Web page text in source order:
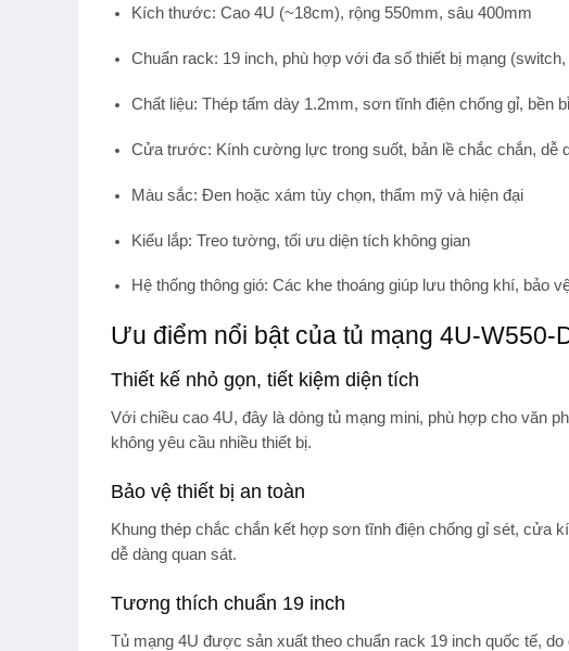
Kích thước: Cao 4U (~18cm), rộng 550mm, sâu 400mm
Chuẩn rack: 19 inch, phù hợp với đa số thiết bị mạng
Chất liệu: Thép tấm dày 1.2mm, sơn tĩnh điện chống gỉ, bền
Cửa trước: Kính cường lực trong suốt, bản lề chắc chắn, dễ
Màu sắc: Đen hoặc xám tùy chọn, thẩm mỹ và hiện đại
Kiểu lắp: Treo tường, tối ưu diện tích không gian
Hệ thống thông gió: Các khe thoáng giúp lưu thông khí, bảo
Ưu điểm nổi bật của tủ mạng 4U-W550-
Thiết kế nhỏ gọn, tiết kiệm diện tích
Với chiều cao 4U, đây là dòng tủ mạng mini, phù hợp cho văn
không yêu cầu nhiều thiết bị.
Bảo vệ thiết bị an toàn
Khung thép chắc chắn kết hợp sơn tĩnh điện chống gỉ sét, cửa
dễ dàng quan sát.
Tương thích chuẩn 19 inch
Tủ mạng 4U được sản xuất theo chuẩn rack 19 inch quốc tế,